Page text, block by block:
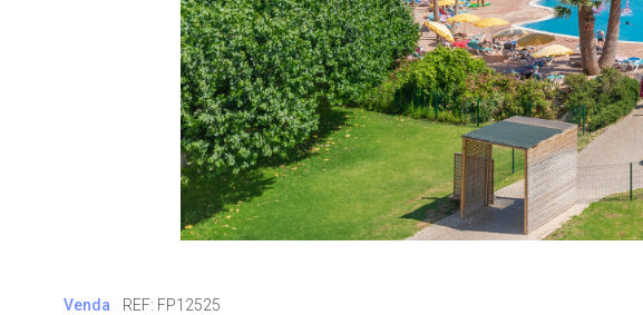
Venda REF: FP12525